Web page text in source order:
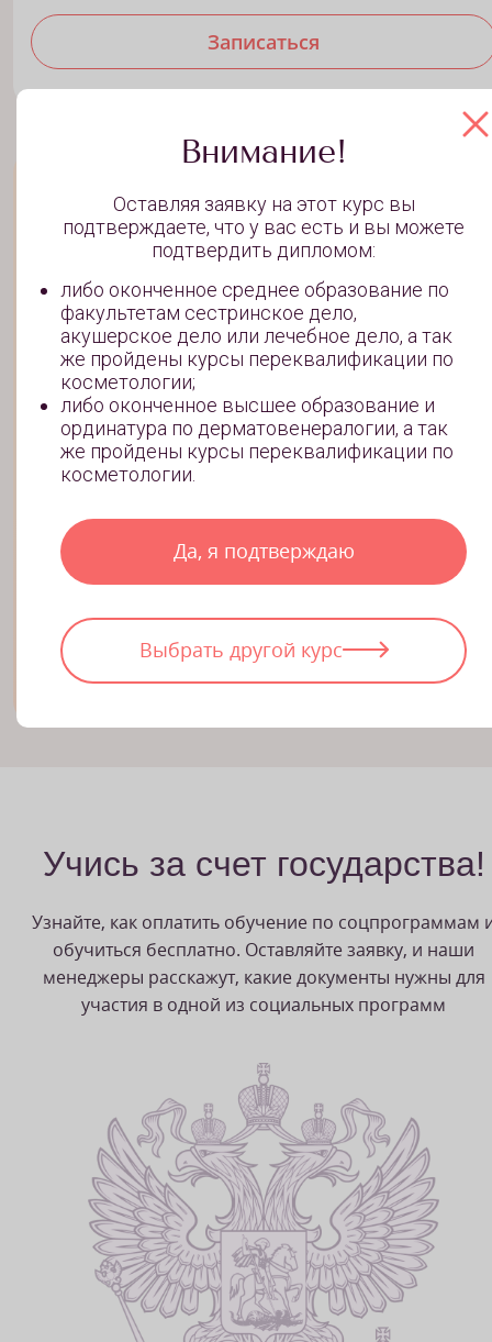
Записаться
“Косметолог“
Больше работ в портфолио, больше практики на
реальных клиентах. Вы получите знания и навыки
высокого заработка в сфере красоты.
4-5 месяцев обучения
38 уроков
3 отработки на практике
Дипломная работа для портфолио
Диплом мастера красоты
На страницу курса
Учись за счет государства!
Узнайте, как оплатить обучение по соцпрограммам
обучиться бесплатно. Оставляйте заявку, и наши
менеджеры расскажут, какие документы нужны для
участия в одной из социальных программ
Внимание!
Оставляя заявку на этот курс вы
подтверждаете, что у вас есть и вы можете
подтвердить дипломом:
либо оконченное среднее образование по
факультетам сестринское дело,
акушерское дело или лечебное дело, а так
же пройдены курсы переквалификации по
косметологии;
либо оконченное высшее образование и
ординатура по дерматовенералогии, а так
же пройдены курсы переквалификации по
косметологии.
Да, я подтверждаю
Выбрать другой курс